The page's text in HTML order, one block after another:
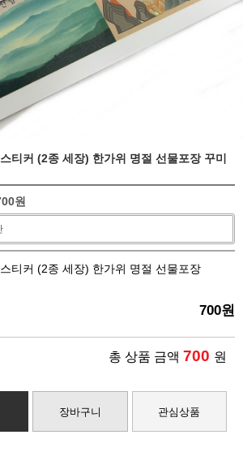
티커 (2종 세장) 한가위 명절 선물포장 꾸미
원
티커 (2종 세장) 한가위 명절 선물포장
700원
총 상품 금액 700 원
장바구니 관심상품